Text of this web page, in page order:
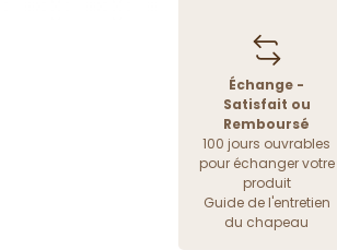
Échange -
Satisfait ou
Remboursé
100 jours ouvrables
pour échanger votre
produit
Guide de l'entretien
du chapeau